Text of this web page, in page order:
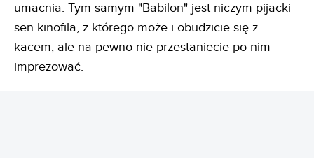
umacnia. Tym samym "Babilon" jest niczym pijacki
sen kinofila, z którego może i obudzicie się z
kacem, ale na pewno nie przestaniecie po nim
imprezować.